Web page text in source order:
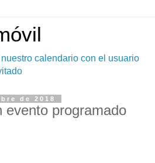
calendario con el usuario
de 2018
evento programado